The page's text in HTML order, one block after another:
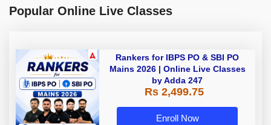
Popular Online Live Classes
Rankers for IBPS PO & SBI PO
Mains 2026 | Online Live Classes
by Adda 247
Rs 2,499.75
Enroll Now